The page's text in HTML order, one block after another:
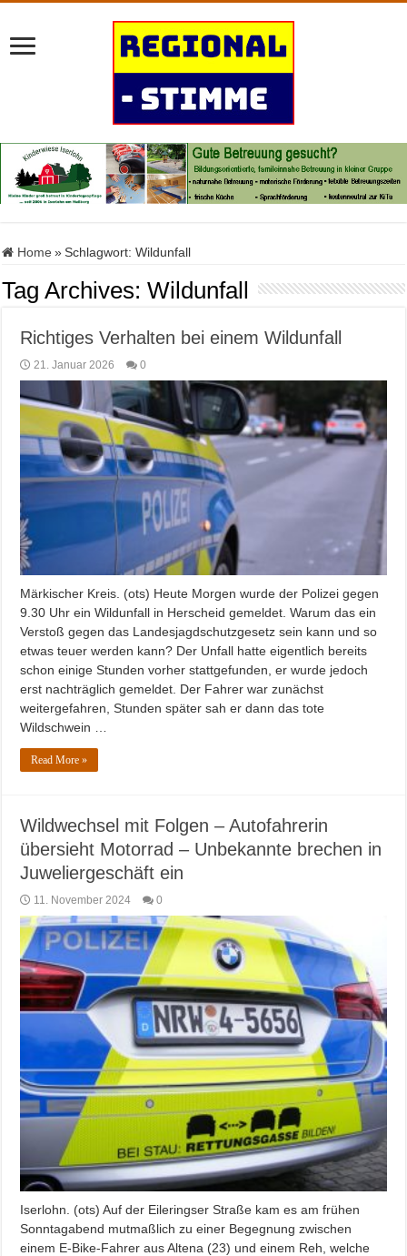
Home » Schlagwort:Wildunfall
Tag Archives:Wildunfall
Richtiges Verhalten bei einem Wildunfall
21. Januar 2026 0
Märkischer Kreis. (ots) Heute Morgen wurde der Polizei gegen
9.30 Uhr ein Wildunfall in Herscheid gemeldet. Warum das ein
Verstoß gegen das Landesjagdschutzgesetz sein kann und so
etwas teuer werden kann? Der Unfall hatte eigentlich bereits
schon einige Stunden vorher stattgefunden, er wurde jedoch
erst nachträglich gemeldet. Der Fahrer war zunächst
weitergefahren, Stunden später sah er dann das tote
Wildschwein …
Read More »
Wildwechsel mit Folgen – Autofahrerin
übersieht Motorrad – Unbekannte brechen in
Juweliergeschäft ein
11. November 2024 0
Iserlohn. (ots) Auf der Eileringser Straße kam es am frühen
Sonntagabend mutmaßlich zu einer Begegnung zwischen
einem E-Bike-Fahrer aus Altena (23) und einem Reh, welche